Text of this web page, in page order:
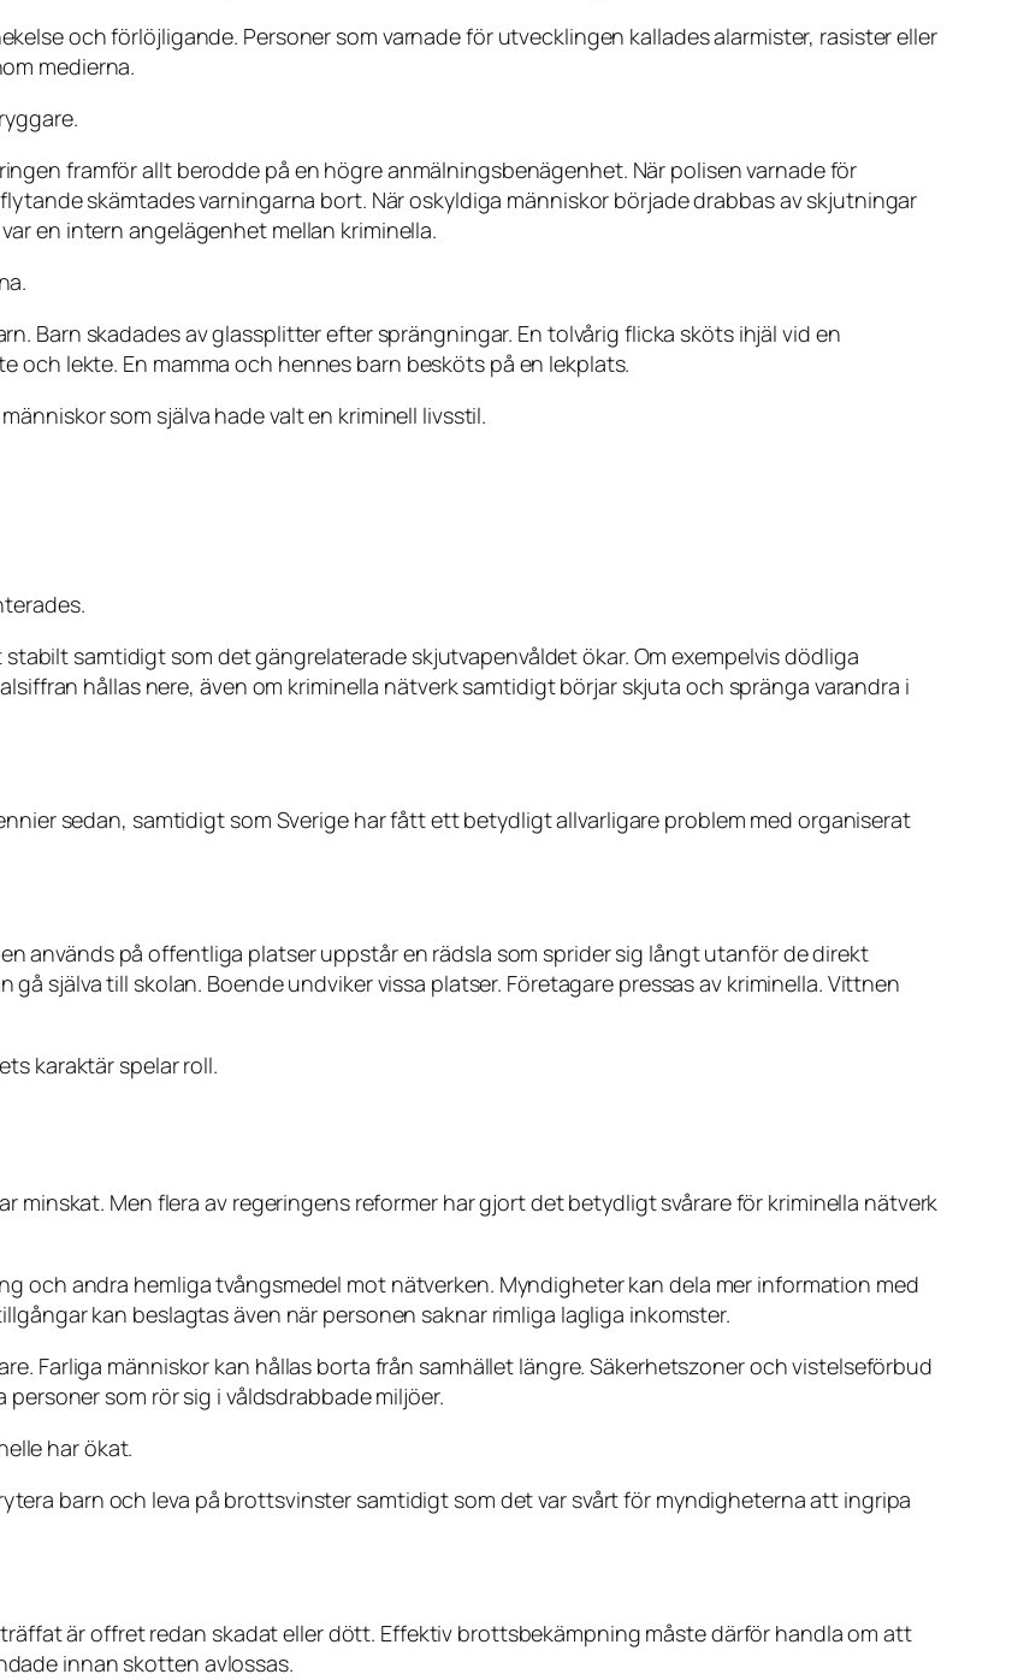
och förlöjligande. Personer som varnade för utvecklingen kallades alarmister, rasister eller
medierna.
framför allt berodde på en högre anmälningsbenägenhet. När polisen varnade för
skämtades varningarna bort. När oskyldiga människor började drabbas av skjutningar
en intern angelägenhet mellan kriminella.
Barn skadades av glassplitter efter sprängningar. En tolvårig flicka sköts ihjäl vid en
och lekte. En mamma och hennes barn besköts på en lekplats.
som själva hade valt en kriminell livsstil.
samtidigt som det gängrelaterade skjutvapenvåldet ökar. Om exempelvis dödliga
hållas nere, även om kriminella nätverk samtidigt börjar skjuta och spränga varandra i
sedan, samtidigt som Sverige har fått ett betydligt allvarligare problem med organiserat
används på offentliga platser uppstår en rädsla som sprider sig långt utanför de direkt
själva till skolan. Boende undviker vissa platser. Företagare pressas av kriminella. Vittnen
karaktär spelar roll.
minskat. Men flera av regeringens reformer har gjort det betydligt svårare för kriminella nätverk
och andra hemliga tvångsmedel mot nätverken. Myndigheter kan dela mer information med
kan beslagtas även när personen saknar rimliga lagliga inkomster.
Farliga människor kan hållas borta från samhället längre. Säkerhetszoner och vistelseförbud
som rör sig i våldsdrabbade miljöer.
har ökat.
barn och leva på brottsvinster samtidigt som det var svårt för myndigheterna att ingripa
är offret redan skadat eller dött. Effektiv brottsbekämpning måste därför handla om att
innan skotten avlossas.